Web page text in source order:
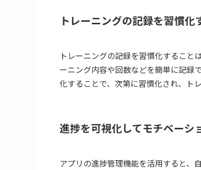
トレーニングの記録を習慣化
トレーニングの記録を習慣化すること
ーニング内容や回数などを簡単に記録
化することで、次第に習慣化され、ト
進捗を可視化してモチベーシ
アプリの進捗管理機能を活用すると、